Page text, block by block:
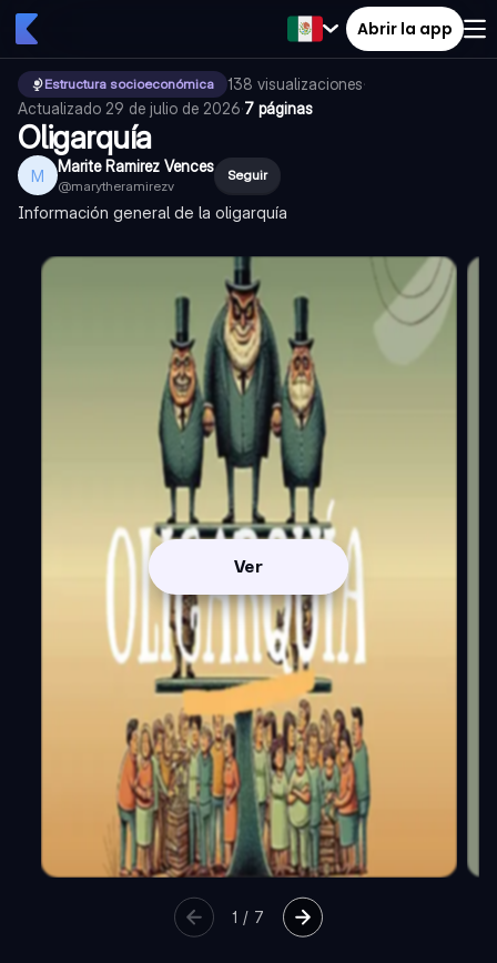
Abrir la app
Estructura socioeconómica 138 visualizaciones·
Actualizado 29 de julio de 2026·7 páginas
Oligarquía
M Marite Ramirez Vences
@marytheramirezv
Seguir
Información general de la oligarquía
Ver
1 / 7